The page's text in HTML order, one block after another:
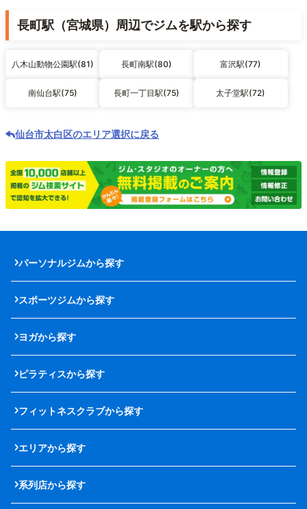
長町駅（宮城県）周辺でジムを駅から探す
八木山動物公園駅(81) 長町南駅(80) 富沢駅(77)
南仙台駅(75) 長町一丁目駅(75) 太子堂駅(72)
仙台市太白区のエリア選択に戻る
パーソナルジムから探す
スポーツジムから探す
ヨガから探す
ピラティスから探す
フィットネスクラブから探す
エリアから探す
系列店から探す